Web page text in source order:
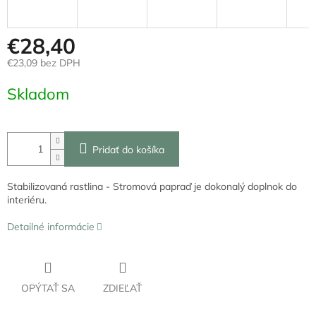
€28,40
€23,09 bez DPH
cena:
Skladom
Pridať do košíka
Stabilizovaná rastlina - Stromová papraď je dokonalý doplnok do
interiéru.
Detailné informácie
OPÝTAŤ SA ZDIEĽAŤ